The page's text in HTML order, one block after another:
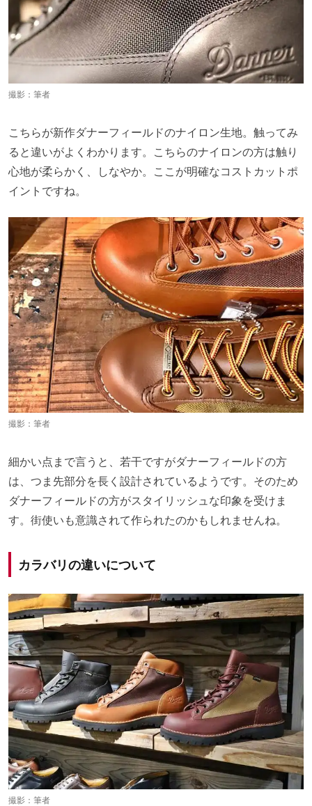
撮影：筆者
こちらが新作ダナーフィールドのナイロン生地。触ってみ
ると違いがよくわかります。こちらのナイロンの方は触り
心地が柔らかく、しなやか。ここが明確なコストカットポ
イントですね。
撮影：筆者
細かい点まで言うと、若干ですがダナーフィールドの方
は、つま先部分を長く設計されているようです。そのため
ダナーフィールドの方がスタイリッシュな印象を受けま
す。街使いも意識されて作られたのかもしれませんね。
カラバリの違いについて
撮影：筆者